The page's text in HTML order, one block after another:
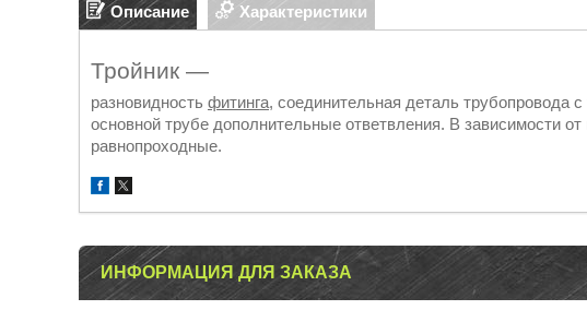
Описание Характеристики
Тройник —
разновидность фитинга, соединительная деталь трубопровода
основной трубе дополнительные ответвления. В зависимости
равнопроходные.
ИНФОРМАЦИЯ ДЛЯ ЗАКАЗА